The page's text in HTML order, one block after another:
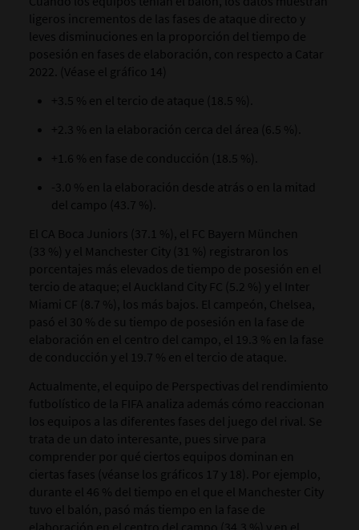
ligeros incrementos de las fases de ataque directo y
leves disminuciones en la proporción del tiempo de
posesión en fases de elaboración, con respecto a Catar
2022. (Véase el gráfico 14)
+3.5 % en el tercio de ataque (18.5 %).
+2.3 % en la elaboración cerca del área (6.5 %).
+1.6 % en fase de conducción (18.5 %).
-3.0 % en la elaboración desde atrás o en la mitad
del campo (43.7 %).
El CA Boca Juniors (37.1 %), el FC Bayern München
(33 %) y el Manchester City (31 %) registraron los
porcentajes más elevados de tiempo de posesión en el
tercio de ataque; el Auckland City FC (5.2 %) y el Inter
Miami CF (8.7 %), los más bajos. El campeón, Chelsea,
pasó el 30 % de su tiempo de posesión en la fase de
elaboración en el centro del campo, el 19.3 % en la fase
de conducción y el 19.7 % en el tercio de ataque.
Actualmente, el equipo de Perspectivas del rendimiento
futbolístico de la FIFA analiza además cómo reaccionan
los equipos a las diferentes fases del juego del rival. Se
trata de un dato interesante, pues sirve para
comprender por qué ciertos equipos dominan en
ciertas fases (véanse los gráficos 17 y 18). Por ejemplo,
durante el 46 % del tiempo en el que el Manchester City
tuvo el balón, pasó más tiempo en la fase de